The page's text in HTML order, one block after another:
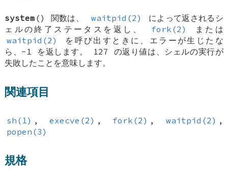
system () 関数は、 waitpid(2)
によって返されるシ
ェルの終了ステータスを返し、
fork(2)
または
waitpid(2)
を呼び出すときに、エラーが生じたな
ら、-1 を返します。 127 の返り値は、シェルの実行が
失敗したことを意味します。
関連項目
sh(1) , execve(2) , fork(2) , waitpid(2) ,
popen(3)
規格